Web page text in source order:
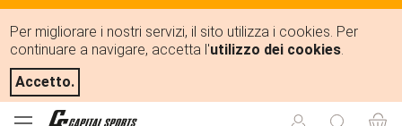
Per migliorare i nostri servizi, il sito utilizza i cookies. Per
continuare a navigare, accetta l'utilizzo dei cookies.
Accetto.